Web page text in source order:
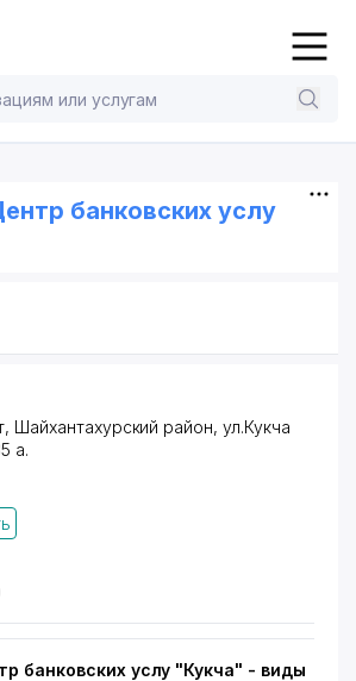
банковских услу
Шайхантахурский район, ул.Кукча
а.
банковских услу "Кукча" - виды